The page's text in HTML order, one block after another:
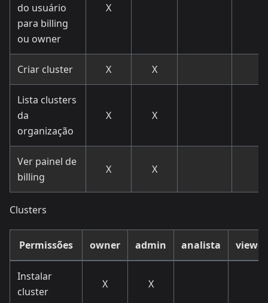
do usuário
para billing
ou owner
X
Criar cluster X X
Lista clusters
da
organização
X X
Ver painel de
billing
X X
Clusters
Permissões owner admin analista viewer
Instalar
cluster
X X